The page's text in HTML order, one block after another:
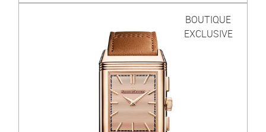
BOUTIQUE
EXCLUSIVE